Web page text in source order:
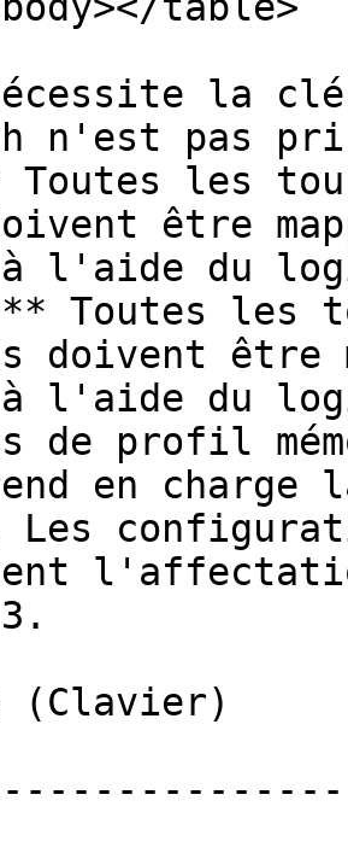
la
n'est pas
les
être
l'aide du
Toutes les
doivent être
l'aide du
de profil
en charge
Les
(Clavier)